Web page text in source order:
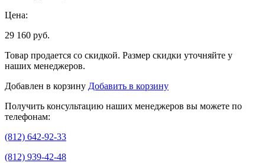
Цена:
29 160 руб.
Товар продается со скидкой. Размер скидки уточняйте у
наших менеджеров.
Добавлен в корзину Добавить в корзину
Получить консультацию наших менеджеров вы можете по
телефонам:
(812) 642-92-33
(812) 939-42-48